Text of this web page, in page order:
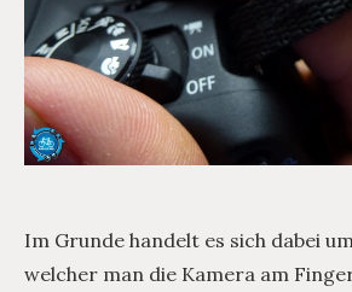
Im Grunde handelt es sich dabei
welcher man die Kamera am